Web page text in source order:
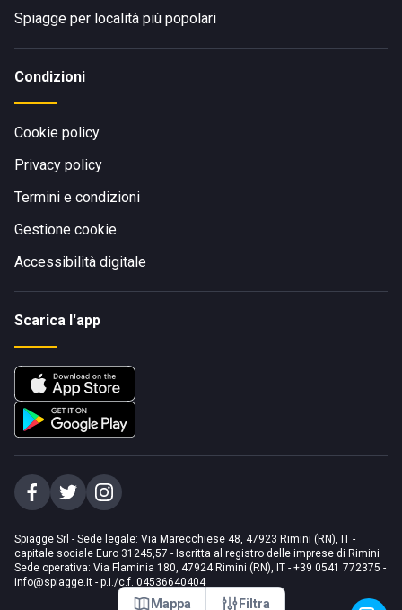
Mappa Filtra
Spiagge per località più popolari
Condizioni
Cookie policy
Privacy policy
Termini e condizioni
Gestione cookie
Accessibilità digitale
Scarica l'app
Spiagge Srl - Sede legale: Via Marecchiese 48, 47923 Rimini (RN), IT -
capitale sociale Euro 31245,57 - Iscritta al registro delle imprese di Rimini
Sede operativa: Via Flaminia 180, 47924 Rimini (RN), IT - +39 0541 772375 -
info@spiagge.it - p.i./c.f. 04536640404